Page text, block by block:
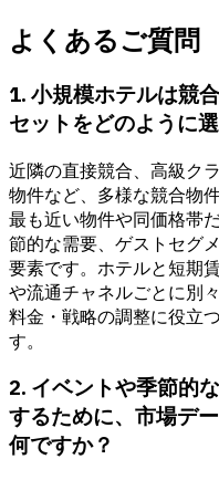
よくあるご質問
1. 小規模ホテルは競
セットをどのように
近隣の直接競合、高級ク
物件など、多様な競合物
最も近い物件や同価格帯
節的な需要、ゲストセグ
要素です。ホテルと短期
や流通チャネルごとに別
料金・戦略の調整に役立
す。
2. イベントや季節的
するために、市場デ
何ですか？